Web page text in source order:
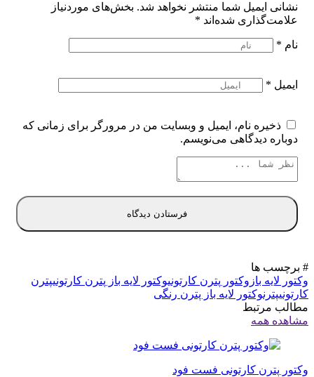
نشانی ایمیل شما منتشر نخواهد شد. بخش‌های موردنیاز
علامت‌گذاری شده‌اند *
نام *
ایمیل *
ذخیره نام، ایمیل و وبسایت من در مرورگر برای زمانی که
دوباره دیدگاهی می‌نویسم.
# برچسب ها
وکتور لایه باز وکتور پترن کارتونیوکتور لایه باز پترن کارتونیپترن
کارتونیپترنوکتور لایه باز پترن رنگی
مطالب مرتبط
مشاهده همه
وکتور پترن کارتونی فست فود